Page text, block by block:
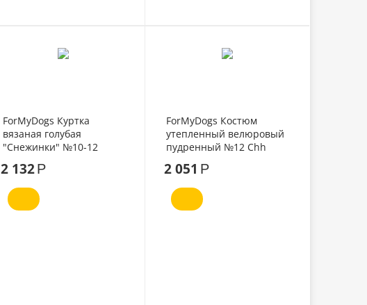
ForMyDogs Куртка
вязаная голубая
"Снежинки" №10-12
2 132 Р
ForMyDogs Костюм
утепленный велюровый
пудренный №12 Chh
2 051 Р